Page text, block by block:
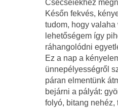
Csécseiékhez
Későn fekvés,
tudom, hogy valaha
lehetőségem így
ráhangolódni
Ez a nap a
ünnepélyességről
páran elmentünk
bejárni a pályát:
folyó, bitang nehéz,